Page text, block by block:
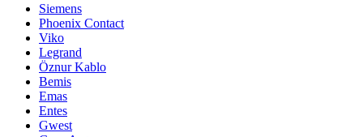
Siemens
Phoenix Contact
Viko
Legrand
Öznur Kablo
Bemis
Emas
Entes
Gwest